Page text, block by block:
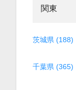
関東
茨城県 (188)
千葉県 (365)